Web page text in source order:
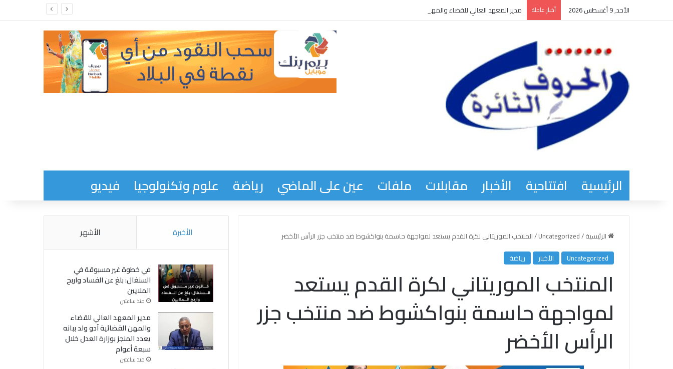
الأحد, 9 أغسطس 2026 أخبار عاجلة مدير المعهد العالي للقضاء والمهن القضائية آدو ولد ببانه يعدد المنجز بوزارة العدل خلال سبعة أعوام
الرئيسية افتتاحية الأخبار مقابلات ملفات عين على الماضي رياضة علوم وتكنولوجيا فيديو
الرئيسية/
Uncategorized
/المنتخب الموريتاني لكرة القدم يستعد لمواجهة حاسمة بنواكشوط ضد منتخب جزر الرأس الأخضر
Uncategorized
الأخبار رياضة
المنتخب الموريتاني لكرة القدم يستعد
لمواجهة حاسمة بنواكشوط ضد منتخب جزر
الرأس الأخضر
الأخيرة الأشهر
في خطوة غير مسبوقة في
السنغال: بلغ عن الفساد واربح
الملايين
منذ ساعتين
مدير المعهد العالي للقضاء
والمهن القضائية آدو ولد ببانه
يعدد المنجز بوزارة العدل خلال
سبعة أعوام
منذ ساعتين